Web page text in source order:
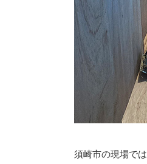
須崎市の現場で